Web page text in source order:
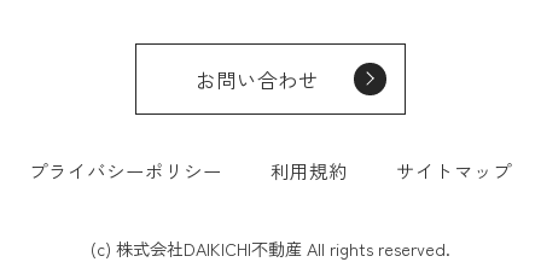
お問い合わせ
プライバシーポリシー 利用規約 サイトマップ
(c) 株式会社DAIKICHI不動産 All rights reserved.